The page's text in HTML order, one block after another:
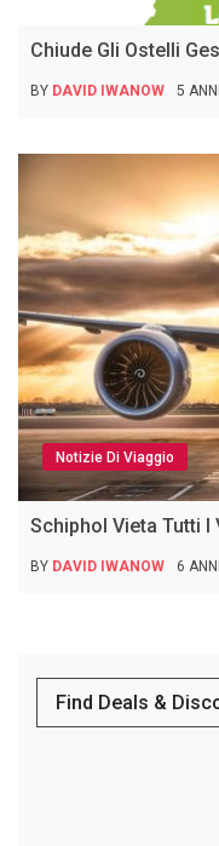
Chiude Gli Ostelli
BY DAVID IWANOW 5
Notizie Di Viaggio
Schiphol Vieta Tutti I
BY DAVID IWANOW 6
Find Deals &